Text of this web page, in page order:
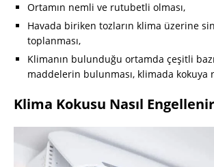
Ortamın nemli ve rutubetli olması,
Havada biriken tozların klima üzerine
toplanması,
Klimanın bulunduğu ortamda çeşitli
maddelerin bulunması, klimada kokuya
Klima Kokusu Nasıl